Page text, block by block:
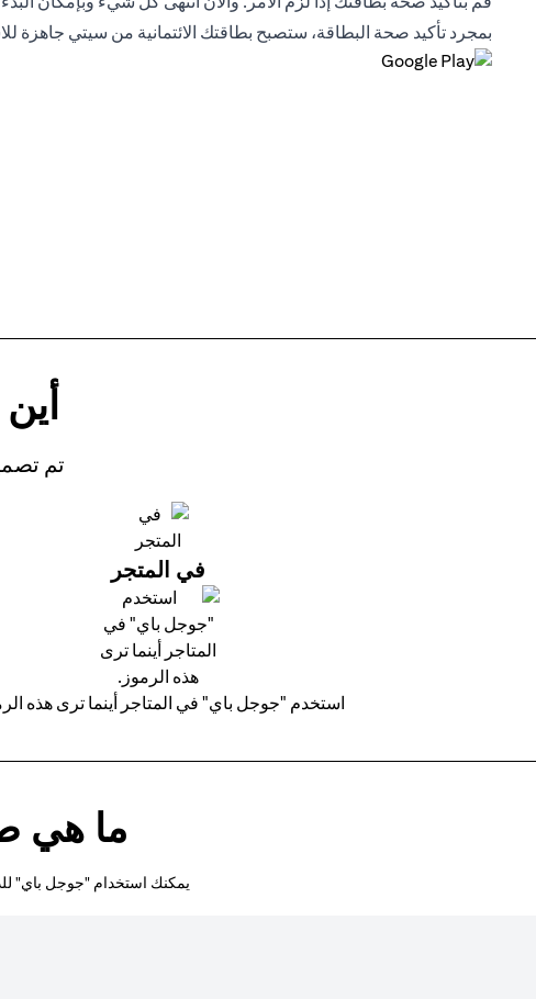
بمجرد تأكيد صحة البطاقة، ستصبح بطاقتك الائتمانية من سيتي جاهزة
تم
في المتجر
استخدم "جوجل باي" في المتاجر أينما ترى هذه
ما هي
يمكنك استخدام "جوجل باي"